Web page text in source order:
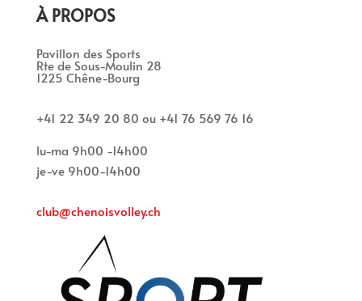
À PROPOS
Pavillon des Sports
Rte de Sous-Moulin 28
1225 Chêne-Bourg
+41 22 349 20 80 ou +41 76 569 76 16
lu-ma 9h00 -14h00
je-ve 9h00-14h00
club@chenoisvolley.ch